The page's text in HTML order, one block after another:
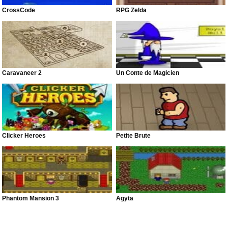
CrossCode RPG Zelda
Caravaneer 2 Un Conte de Magicien
Clicker Heroes Petite Brute
Phantom Mansion 3 Agyta